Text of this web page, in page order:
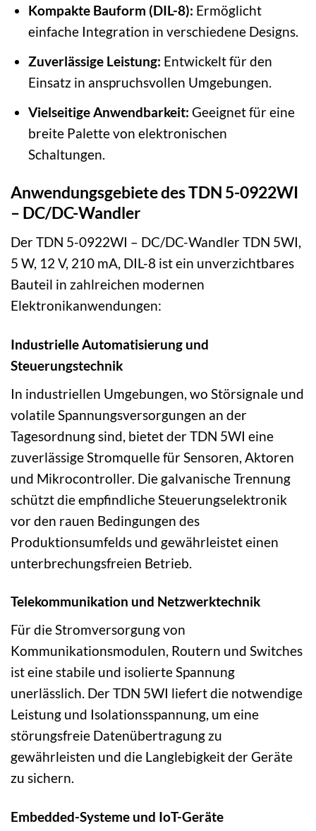
Kompakte Bauform (DIL-8): Ermöglicht
einfache Integration in verschiedene Designs.
Zuverlässige Leistung: Entwickelt für den
Einsatz in anspruchsvollen Umgebungen.
Vielseitige Anwendbarkeit: Geeignet für eine
breite Palette von elektronischen
Schaltungen.
Anwendungsgebiete des TDN 5-0922WI
– DC/DC-Wandler
Der TDN 5-0922WI – DC/DC-Wandler TDN 5WI,
5 W, 12 V, 210 mA, DIL-8 ist ein unverzichtbares
Bauteil in zahlreichen modernen
Elektronikanwendungen:
Industrielle Automatisierung und
Steuerungstechnik
In industriellen Umgebungen, wo Störsignale und
volatile Spannungsversorgungen an der
Tagesordnung sind, bietet der TDN 5WI eine
zuverlässige Stromquelle für Sensoren, Aktoren
und Mikrocontroller. Die galvanische Trennung
schützt die empfindliche Steuerungselektronik
vor den rauen Bedingungen des
Produktionsumfelds und gewährleistet einen
unterbrechungsfreien Betrieb.
Telekommunikation und Netzwerktechnik
Für die Stromversorgung von
Kommunikationsmodulen, Routern und Switches
ist eine stabile und isolierte Spannung
unerlässlich. Der TDN 5WI liefert die notwendige
Leistung und Isolationsspannung, um eine
störungsfreie Datenübertragung zu
gewährleisten und die Langlebigkeit der Geräte
zu sichern.
Embedded-Systeme und IoT-Geräte